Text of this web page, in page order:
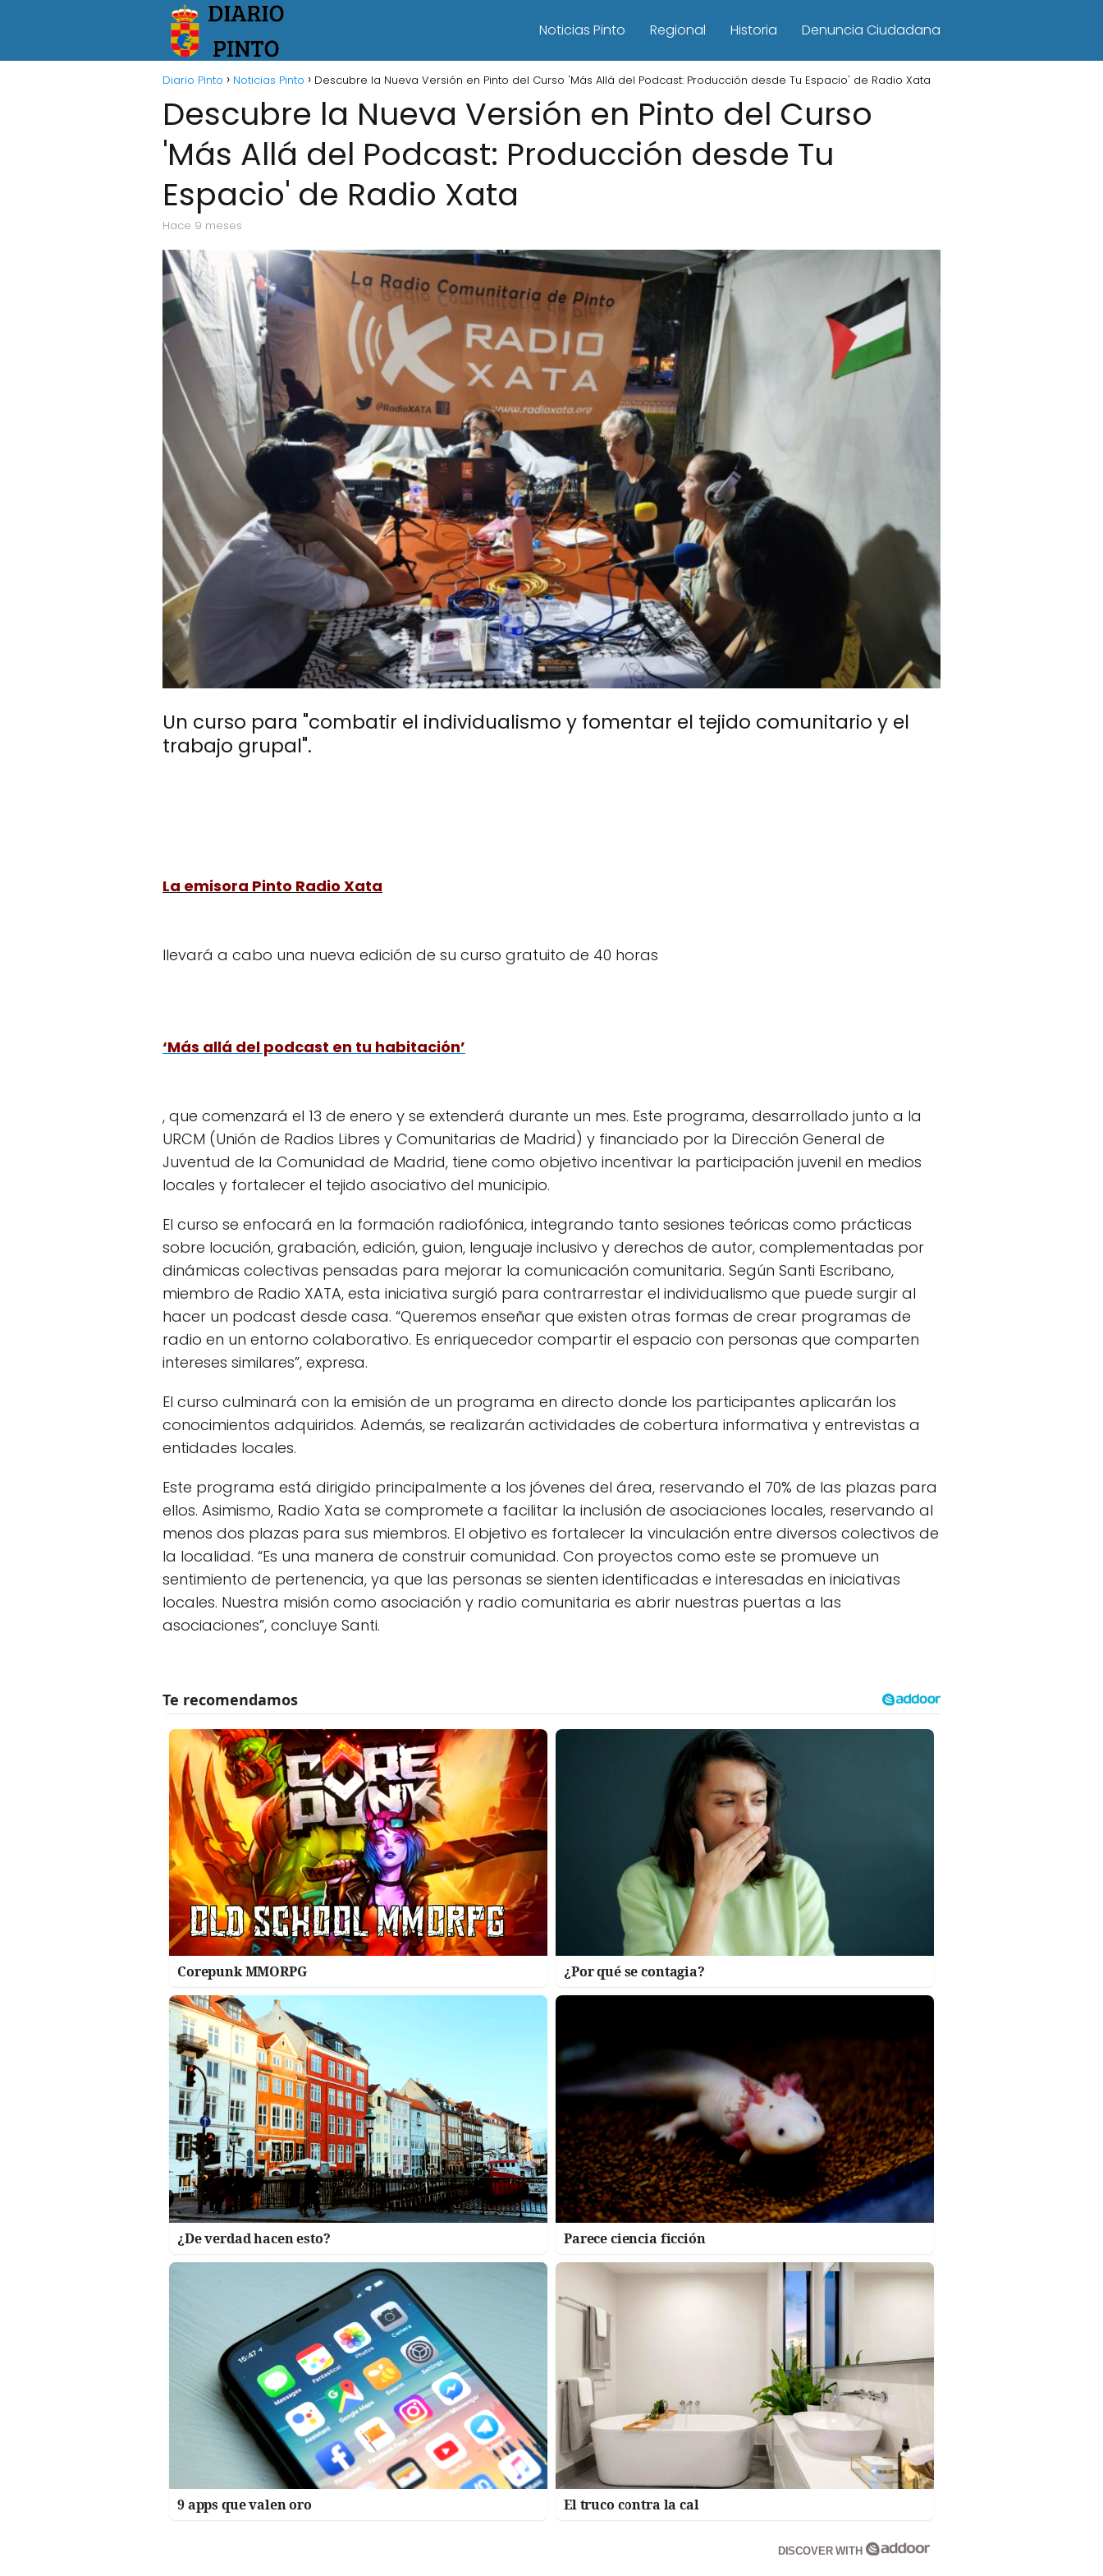
Noticias Pinto Regional Historia Denuncia Ciudadana
Diario Pinto Noticias Pinto Descubre la Nueva Versión en Pinto del Curso 'Más Allá del Podcast: Producción desde Tu Espacio' de Radio Xata
Descubre la Nueva Versión en Pinto del Curso
'Más Allá del Podcast: Producción desde Tu
Espacio' de Radio Xata
hace 9 meses
Un curso para "combatir el individualismo y fomentar el tejido comunitario y el
trabajo grupal".
La emisora Pinto Radio Xata
llevará a cabo una nueva edición de su curso gratuito de 40 horas
‘Más allá del podcast en tu habitación’
, que comenzará el 13 de enero y se extenderá durante un mes. Este programa, desarrollado junto a la
URCM (Unión de Radios Libres y Comunitarias de Madrid) y financiado por la Dirección General de
Juventud de la Comunidad de Madrid, tiene como objetivo incentivar la participación juvenil en medios
locales y fortalecer el tejido asociativo del municipio.
El curso se enfocará en la formación radiofónica, integrando tanto sesiones teóricas como prácticas
sobre locución, grabación, edición, guion, lenguaje inclusivo y derechos de autor, complementadas por
dinámicas colectivas pensadas para mejorar la comunicación comunitaria. Según Santi Escribano,
miembro de Radio XATA, esta iniciativa surgió para contrarrestar el individualismo que puede surgir al
hacer un podcast desde casa. “Queremos enseñar que existen otras formas de crear programas de
radio en un entorno colaborativo. Es enriquecedor compartir el espacio con personas que comparten
intereses similares”, expresa.
El curso culminará con la emisión de un programa en directo donde los participantes aplicarán los
conocimientos adquiridos. Además, se realizarán actividades de cobertura informativa y entrevistas a
entidades locales.
Este programa está dirigido principalmente a los jóvenes del área, reservando el 70% de las plazas para
ellos. Asimismo, Radio Xata se compromete a facilitar la inclusión de asociaciones locales, reservando al
menos dos plazas para sus miembros. El objetivo es fortalecer la vinculación entre diversos colectivos de
la localidad. “Es una manera de construir comunidad. Con proyectos como este se promueve un
sentimiento de pertenencia, ya que las personas se sienten identificadas e interesadas en iniciativas
locales. Nuestra misión como asociación y radio comunitaria es abrir nuestras puertas a las
asociaciones”, concluye Santi.
Corepunk MMORPG ¿Por qué se contagia?
¿De verdad hacen esto? Parece ciencia ficción
9 apps que valen oro El truco contra la cal
DISCOVER WITH